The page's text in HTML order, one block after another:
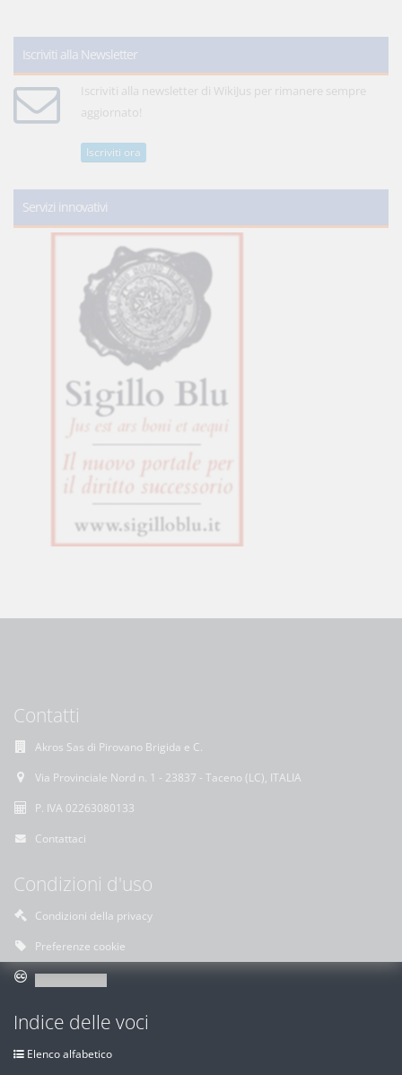
Iscriviti alla Newsletter
Iscriviti alla newsletter di WikiJus per rimanere sempre
aggiornato!
Iscriviti ora
Servizi innovativi
Contatti
Akros Sas di Pirovano Brigida e C.
Via Provinciale Nord n. 1 - 23837 - Taceno (LC), ITALIA
P. IVA 02263080133
Contattaci
Condizioni d'uso
Condizioni della privacy
Preferenze cookie
Indice delle voci
Elenco alfabetico